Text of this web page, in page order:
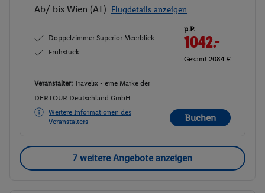
Ab/ bis Wien (AT) Flugdetails anzeigen
Doppelzimmer Superior Meerblick
Frühstück
p.P.
1042.-
Gesamt 2084 €
Veranstalter: Travelix - eine Marke der
DERTOUR Deutschland GmbH
Weitere Informationen des
Veranstalters
Buchen
7 weitere Angebote anzeigen